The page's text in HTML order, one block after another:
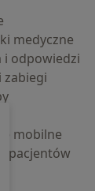
medyczne
i odpowiedzi
zabiegi
mobilne
pacjentów